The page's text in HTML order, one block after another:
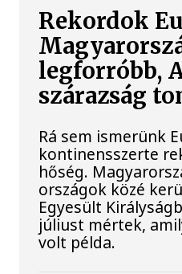
Rekordok
legforróbb,
szárazság
Rá sem ismerünk
kontinensszerte
hőség.
országok közé
Egyesült
júliust mértek,
volt példa.